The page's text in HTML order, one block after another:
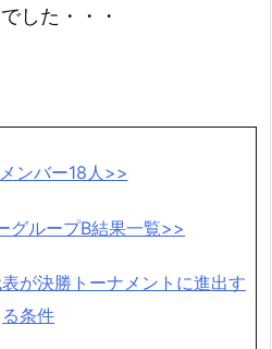
した・・・
ンバー18人>>
グループB結果一覧>>
が決勝トーナメントに進出す
る条件